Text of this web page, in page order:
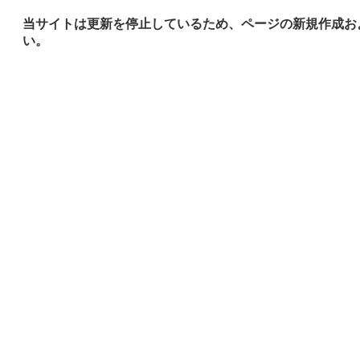
当サイトは更新を停止しているため、ページの新規作成
い。